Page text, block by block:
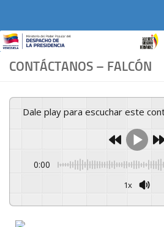
CONTÁCTANOS – FALCÓN
Dale play para escuchar este
0:00
1x